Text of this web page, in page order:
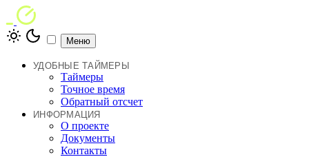
Меню
УДОБНЫЕ ТАЙМЕРЫ
Таймеры
Точное время
Обратный отсчет
ИНФОРМАЦИЯ
О проекте
Документы
Контакты